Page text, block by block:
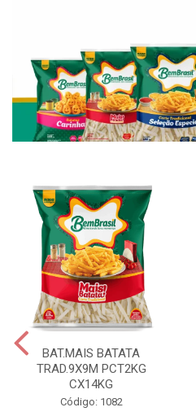
BAT.MAIS BATATA
TRAD.9X9M PCT2KG
CX14KG
Código: 1082